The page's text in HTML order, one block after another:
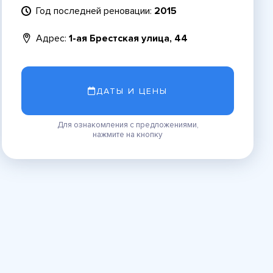
Год последней реновации: 2015
Адрес: 1-ая Брестская улица, 44
ДАТЫ И ЦЕНЫ
Для ознакомления с предложениями,
нажмите на кнопку